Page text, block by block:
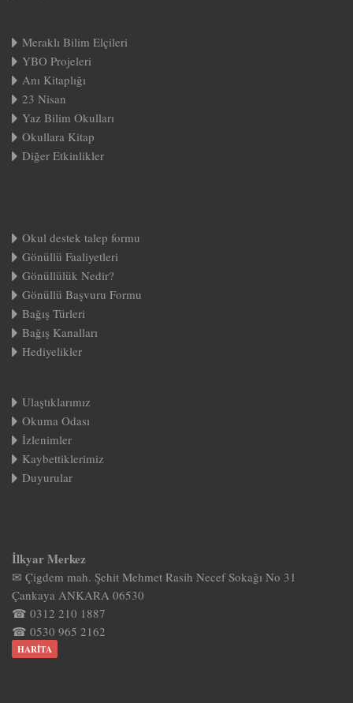
Meraklı Bilim Elçileri
YBO Projeleri
Anı Kitaplığı
23 Nisan
Yaz Bilim Okulları
Okullara Kitap
Diğer Etkinlikler
Okul destek talep formu
Gönüllü Faaliyetleri
Gönüllülük Nedir?
Gönüllü Başvuru Formu
Bağış Türleri
Bağış Kanalları
Hediyelikler
Ulaştıklarımız
Okuma Odası
İzlenimler
Kaybettiklerimiz
Duyurular
İlkyar Merkez
✉ Çigdem mah. Şehit Mehmet Rasih Necef Sokağı No 31
Çankaya ANKARA 06530
☎ 0312 210 1887
☎ 0530 965 2162
HARITA